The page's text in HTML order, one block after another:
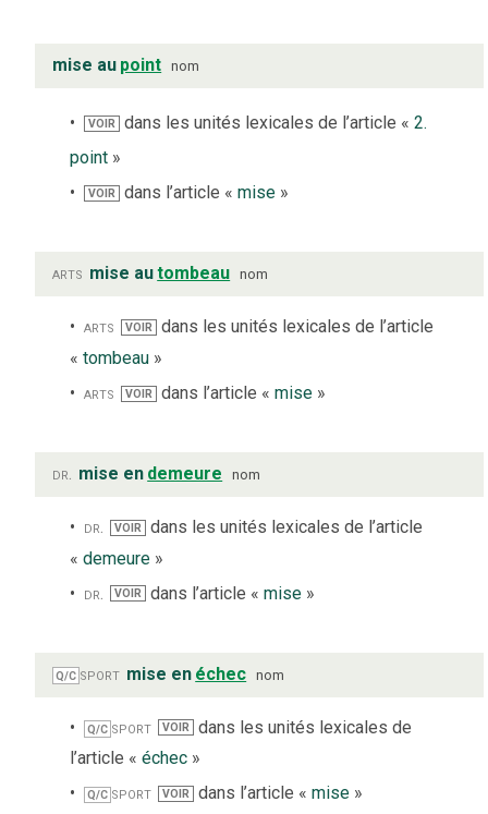
mise au point nom
VOIR dans les unités lexicales de l’article «2.
point »
VOIR dans l’article «mise »
arts mise autombeau nom
arts VOIR dans les unités lexicales de l’article
« tombeau »
arts
VOIR dans l’article « mise»
dr. mise en demeure nom
dr. VOIR dans les unités lexicales de l’article
« demeure »
dr.
VOIR dans l’article « mise»
Q/C sport mise en échec nom
Q/C sport VOIR
dans les unités lexicales de
l’article « échec »
Q/C sport VOIR dans l’article «mise »